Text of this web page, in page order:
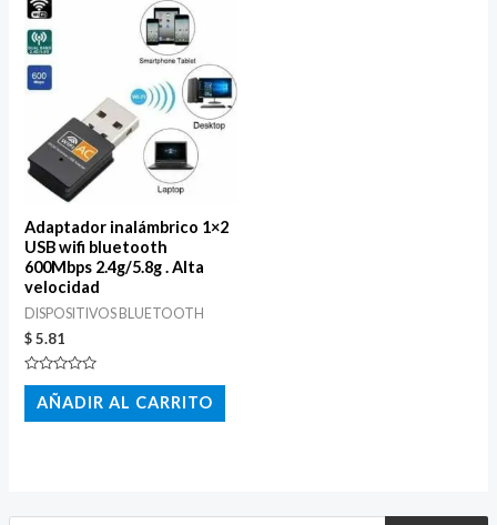
Adaptador inalámbrico 1×2
USB wifi bluetooth
600Mbps 2.4g/5.8g . Alta
velocidad
DISPOSITIVOS BLUETOOTH
$5.81
Valorado
con
de
AÑADIR AL CARRITO